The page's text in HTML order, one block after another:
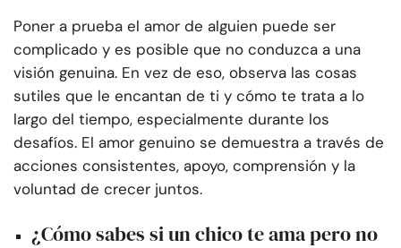
Poner a prueba el amor de alguien puede ser
complicado y es posible que no conduzca a una
visión genuina. En vez de eso, observa las cosas
sutiles que le encantan de ti y cómo te trata a lo
largo del tiempo, especialmente durante los
desafíos. El amor genuino se demuestra a través de
acciones consistentes, apoyo, comprensión y la
voluntad de crecer juntos.
¿Cómo sabes si un chico te ama pero no